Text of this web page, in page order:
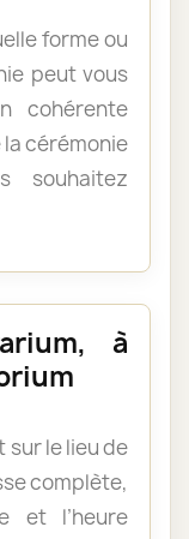
forme ou
peut vous
cohérente
cérémonie
souhaitez
à
sur le lieu de
complète,
et l’heure